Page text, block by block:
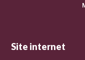
Site internet